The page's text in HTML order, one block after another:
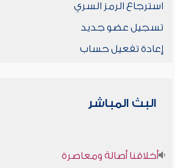
استرجاع الرمز السري
تسجيل عضو جديد
إعادة تفعيل حساب
البث المباشر
أخلاقنا أصالة ومعاصرة